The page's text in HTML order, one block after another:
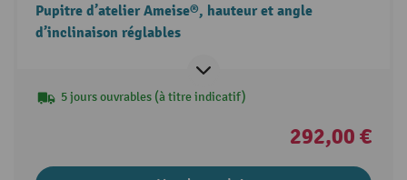
Pupitre d’atelier Ameise®, hauteur et angle
d’inclinaison réglables
5 jours ouvrables (à titre indicatif)
292,00 €